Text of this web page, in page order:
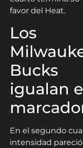
favor del Heat.
Los
Bucks
igualan
En el segundo
intensidad pareció